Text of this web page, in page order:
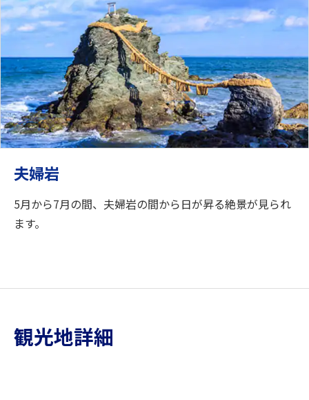
夫婦岩
5月から7月の間、夫婦岩の間から日が昇る絶景が見られ
ます。
観光地詳細